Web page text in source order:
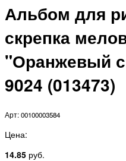
Альбом для
скрепка
"Оранжевый
9024 (013473)
Арт: 00100003584
Цена:
14.85 руб.